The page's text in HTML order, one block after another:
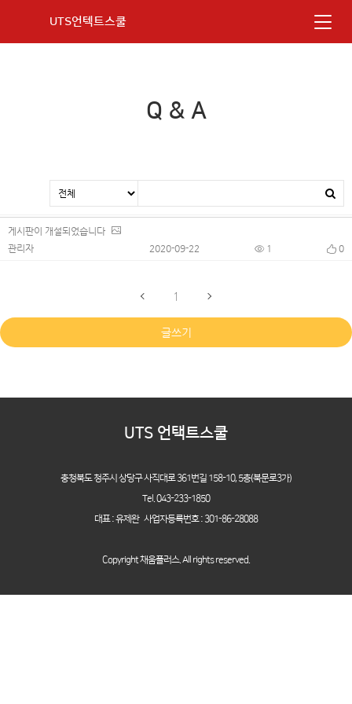
UTS언텍트스쿨
Q & A
게시판이 개설되었습니다
관리자
0
1
2020-09-22
1
글쓰기
UTS 언택트스쿨
충청북도 청주시 상당구 사직대로 361번길 158-10, 5층(북문로3가)
Tel. 043-233-1850
대표 : 유제완 사업자등록번호 : 301-86-28088
Copyright 채움플러스. All rights reserved.